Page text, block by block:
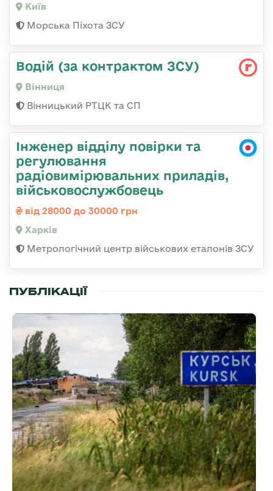
Київ
Морська Піхота ЗСУ
Водій (за контрактом ЗСУ)
Вінниця
Вінницький РТЦК та СП
Інженер відділу повірки та
регулювання
радіовимірювальних приладів,
військовослужбовець
від 28000 до 30000 грн
Харків
Метрологічний центр військових еталонів ЗСУ
ПУБЛІКАЦІЇ